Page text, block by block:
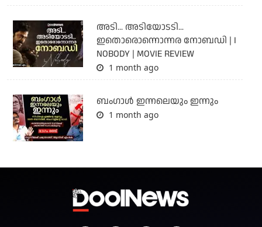
അടി... അടിയോടടി...
ഇതൊരൊന്നൊന്നര നോബഡി | I
NOBODY | MOVIE REVIEW
1 month ago
ബംഗാള്‍ ഇന്നലെയും ഇന്നും
1 month ago